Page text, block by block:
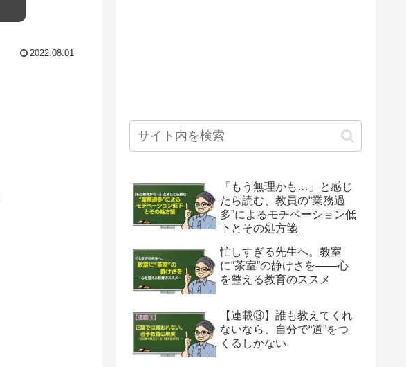
2022.08.01
「もう無理かも…」と感じ
たら読む、教員の“業務過
多”によるモチベーション低
下とその処方箋
忙しすぎる先生へ。教室
に“茶室”の静けさを――心
を整える教育のススメ
【連載③】誰も教えてくれ
ないなら、自分で“道”をつ
くるしかない